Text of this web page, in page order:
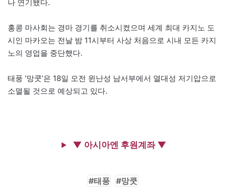
나 연기됐다.
홍콩 마사회는 경마 경기를 취소시켰으며 세계 최대 카지노 도
시인 마카오는 전날 밤 11시부터 사상 처음으로 시내 모든 카지
노의 영업을 중단했다.
태풍 ‘망쿳’은 18일 오전 윈난성 남서부에서 열대성 저기압으로
소멸될 것으로 예상되고 있다.
▼ 아시아엔 후원계좌 ▼
태풍 망쿳